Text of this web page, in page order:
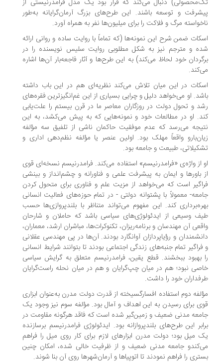
دنبال می‌کند که قرار بود یک مدل فرامدرنیستی از
و توسعه باشند. این طرح‌های بزرگ آرمان‌گرایانه به‌طور
مرگ و فلاکت را برای میلیون‌ها نفر به همراه آورد.
ضمن شرح این نمونه‌ها (که تماماً با روایت ساده و روانی ارائه
و مترجم نیز به شکل مطلوبی روایت سلیس نویسنده را در
خود لحاظ می‌کند) به این طرح‌ها و آثار فاجعه‌بار آن‌ها اشاره
در این میان تلاش می‌کند نظریه‌ای هم در این باب داشته
او می‌خواهد دلیل و چرایی بسیاری از این غم‌انگیزترین فقره‌های
و تحول دولت در روزگاران معاصر ما در قرن بیستم را علت‌یابی
او در مطالعات خود و نمونه‌هایی که به پیش می‌کشد، به این
می‌رسد که عدم موفقیت حاکمان ناشی از تلفیق سه مؤلفه
واقعاً مهلک بود. اولین عنصر یا مؤلفه نظم‌دهی اداری و
طبیعت و جامعه بود.
از واژه‌ی «فرامدرنیسم» استفاده می‌کند. فرامدرنیسم نسخه‌ای قوی
باور‌ها و ایمان به پیشرفت علمی و فناورانه و چشم‌انداز و بینشی
است که می‌خواهد از مزیت علم و فناوری برای متحول کردن
معمولاً با پشتوانه دولتی - در تمام حوزه‌های فعالیت انسانی
کند. این مفهوم می‌تواند متناظر با بلندپروازی‌ها حسب
وسیعی از ایدئولوژی‌های سیاسی باشد که حاملان و شارحان
آن مهندسان و برنامه‌ریزان، تکنوکرات‌ها، مباشران ارشد، معماران،
و رؤیاپردازان آوانگارد بودند. آن‌ها در پی مهندسی عقلانی
تمام جنبه‌های زندگی اجتماعی بودند تا بتوانند شرایط انسانی
بهبود ببخشند. قطع یقین، فرامدرنیسم متعلق به گرایش سیاسی
نبود؛ هم در میان چپ‌گرایان و هم در میان نحله راست‌گرایان
خود را داشت.
دوم استفاده افسارگسیخته از قدرت دولت مدرن به‌عنوان ابزاری
برای رسیدن به این اهداف و آمال بود. مؤلفه سوم نیز وجود یک
مدنی ضعیف و زمین‌گیر شده است که فاقد هرگونه مقاومت در
این طرح‌های بلندپروازانه بود. ایدئولوژی فرامدرنیسم برسازنده
میل بود؛ دولت مدرن ابزار‌های لازم برای کار روی میل را فراهم
جامعه مدنی ضعیف و از ظرفیت خالی شده، امکان چنین
را فراهم نمودند تا اتوپیا‌ها و آرمان‌شهر‌ها روی آن بنا شوند.